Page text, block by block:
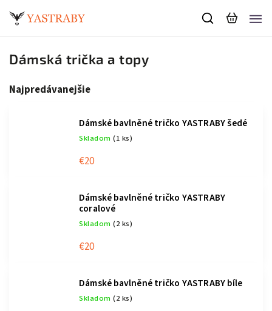
Dámská trička a topy
Najpredávanejšie
Dámské bavlněné tričko YASTRABY šedé
Skladom (1 ks)
€20
Dámské bavlněné tričko YASTRABY
coralové
Skladom (2 ks)
€20
Dámské bavlněné tričko YASTRABY bíle
Skladom (2 ks)